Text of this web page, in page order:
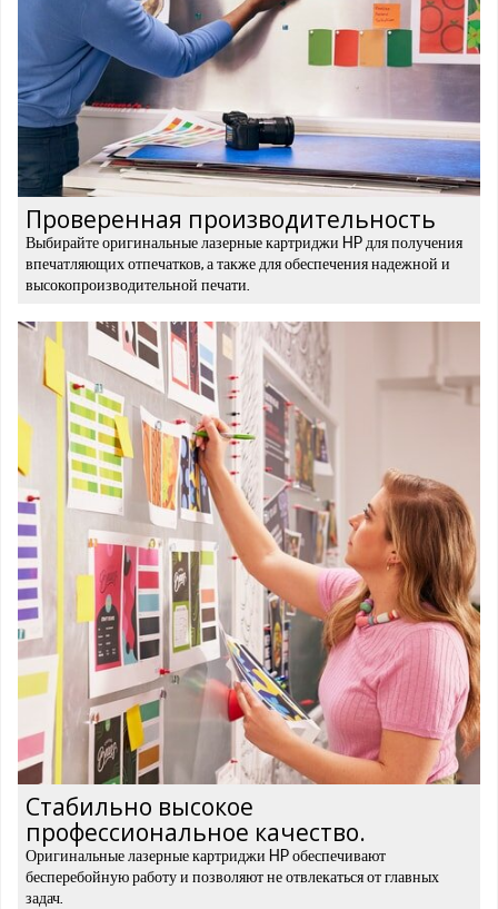
Проверенная производительность
Выбирайте оригинальные лазерные картриджи HP для получения
впечатляющих отпечатков, а также для обеспечения надежной и
высокопроизводительной печати.
Стабильно высокое
профессиональное качество.
Оригинальные лазерные картриджи HP обеспечивают
бесперебойную работу и позволяют не отвлекаться от главных
задач.